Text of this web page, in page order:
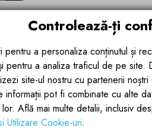
categorie:
Controlează-ți
pentru a personaliza conținutul și
pentru a analiza traficul de pe site.
site-ul nostru cu partenerii
informații pot fi combinate cu alte
lor. Află mai multe detalii, inclusiv
Utilizare Cookie-uri.